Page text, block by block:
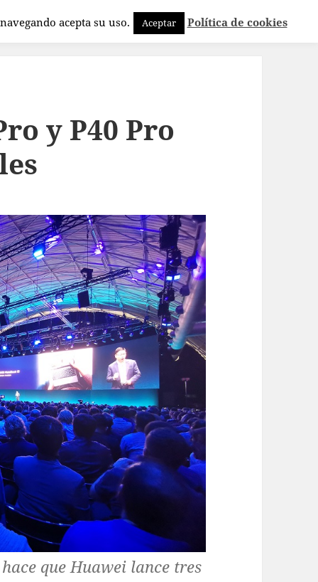
y P40 Pro
que Huawei lance tres
acepta su uso. Aceptar Política de cookies